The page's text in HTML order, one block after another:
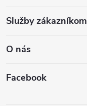
Služby zákazníkom
O nás
Facebook